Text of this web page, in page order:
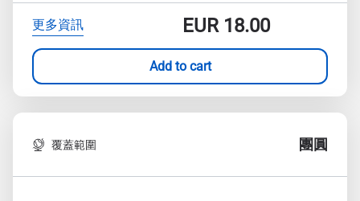
更多資訊 EUR18.00
Add to cart
覆蓋範圍 團圓